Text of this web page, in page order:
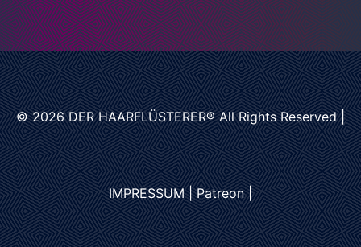
© 2026DER HAARFLÜSTERER®All Rights Reserved |
IMPRESSUM|Patreon|